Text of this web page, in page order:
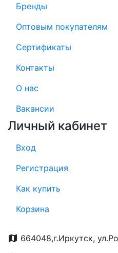
Бренды
Оптовым покупателям
Сертификаты
Контакты
О нас
Вакансии
Личный кабинет
Вход
Регистрация
Как купить
Корзина
664048,г.Иркутск,